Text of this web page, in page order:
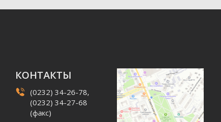
КОНТАКТЫ
(0232) 34-26-78,
(0232) 34-27-68
(факс)